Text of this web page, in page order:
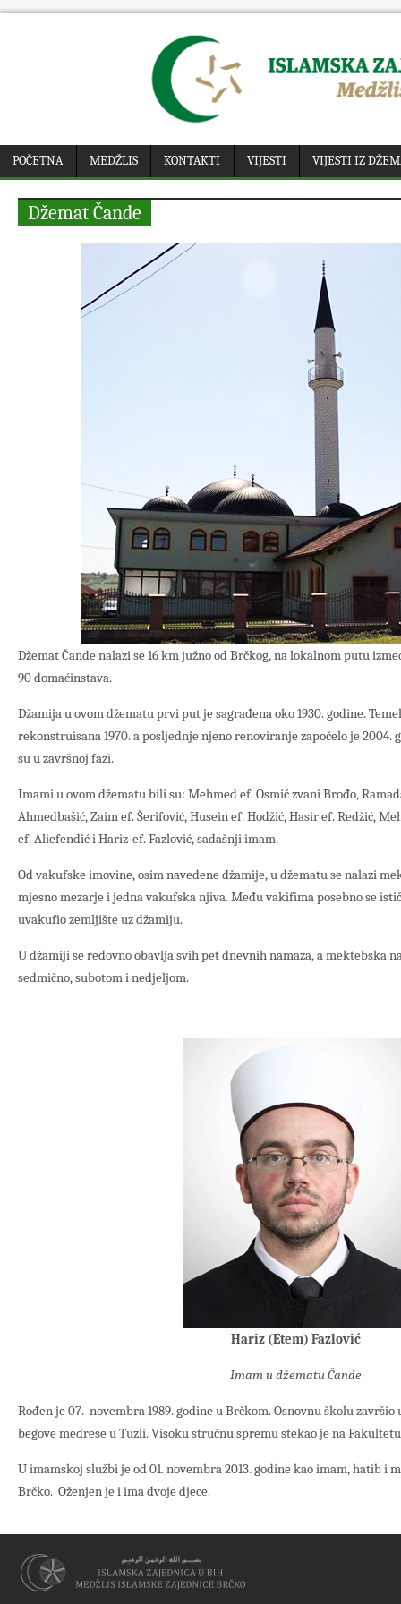
POČETNA MEDŽLIS KONTAKTI VIJESTI VIJESTI IZ
Džemat Čande
Džemat Čande nalazi se 16 km južno od Brčkog, na lokalnom putu
90 domaćinstava.
Džamija u ovom džematu prvi put je sagrađena oko 1930. godine.
rekonstruisana 1970. a posljednje njeno renoviranje započelo je 2004.
su u završnoj fazi.
Imami u ovom džematu bili su: Mehmed ef. Osmić zvani Brođo,
Ahmedbašić, Zaim ef. Šerifović, Husein ef. Hodžić, Hasir ef. Redžić,
ef. Aliefendić i Hariz-ef. Fazlović, sadašnji imam.
Od vakufske imovine, osim navedene džamije, u džematu se nalazi
mjesno mezarje i jedna vakufska njiva. Među vakifima posebno se
uvakufio zemljište uz džamiju.
U džamiji se redovno obavlja svih pet dnevnih namaza, a mektebska
sedmično, subotom i nedjeljom.
Hariz (Etem) Fazlović
Imam u džematu Čande
Rođen je 07. novembra 1989. godine u Brčkom. Osnovnu školu
begove medrese u Tuzli. Visoku stručnu spremu stekao je na
U imamskoj službi je od 01. novembra 2013. godine kao imam, hatib i
Brčko. Oženjen je i ima dvoje djece.